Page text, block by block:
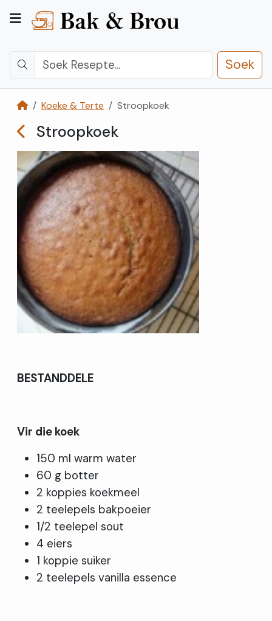
Soek
Kategorieë
Kontak
Registreer
Teken
Koeke & Terte Stroopkoek
Stroopkoek
BESTANDDELE
Vir die koek
150 ml warm water
60 g botter
2 koppies koekmeel
2 teelepels bakpoeier
1/2 teelepel sout
4 eiers
1 koppie suiker
2 teelepels vanilla essence